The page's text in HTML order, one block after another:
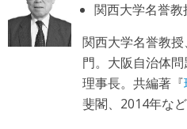
関西大学名誉教
関西大学名誉教
門。大阪自治体
理事長。共編著『
斐閣、2014年など